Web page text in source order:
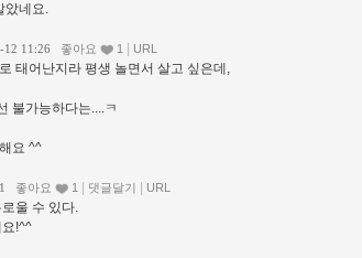
았네요.
12 11:26 좋아요 1 URL
태어난지라 평생 놀면서 살고 싶은데,
불가능하다는....ㅋ
요 ^^
좋아요 1 댓글달기 URL
울 수 있다.
요!^^